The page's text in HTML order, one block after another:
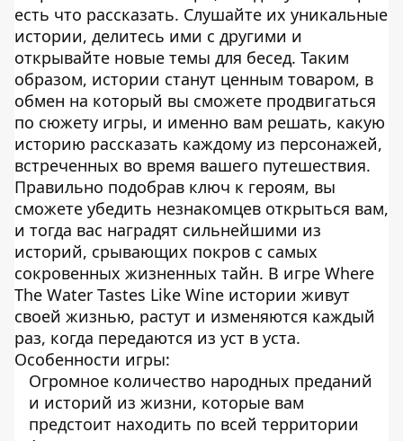
есть что рассказать. Слушайте их уникальные
истории, делитесь ими с другими и
открывайте новые темы для бесед. Таким
образом, истории станут ценным товаром, в
обмен на который вы сможете продвигаться
по сюжету игры, и именно вам решать, какую
историю рассказать каждому из персонажей,
встреченных во время вашего путешествия.
Правильно подобрав ключ к героям, вы
сможете убедить незнакомцев открыться вам,
и тогда вас наградят сильнейшими из
историй, срывающих покров с самых
сокровенных жизненных тайн. В игре Where
The Water Tastes Like Wine истории живут
своей жизнью, растут и изменяются каждый
раз, когда передаются из уст в уста.
Особенности игры:
Огромное количество народных преданий
и историй из жизни, которые вам
предстоит находить по всей территории